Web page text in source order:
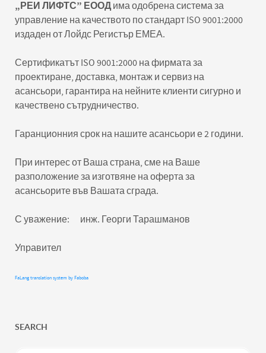
„РЕИ ЛИФТС” ЕООД има одобрена система за
управление на качеството по стандарт ISO 9001:2000
издаден от Лойдс Регистър ЕМЕА.
Сертификатът ISO 9001:2000 на фирмата за
проектиране, доставка, монтаж и сервиз на
асансьори, гарантира на нейните клиенти сигурно и
качествено сътрудничество.
Гаранционния срок на нашите асансьори е 2 години.
При интерес от Ваша страна, сме на Ваше
разположение за изготвяне на оферта за
асансьорите във Вашата сграда.
С уважение: инж. Георги Тарашманов
Управител
FaLang translation system by Faboba
SEARCH